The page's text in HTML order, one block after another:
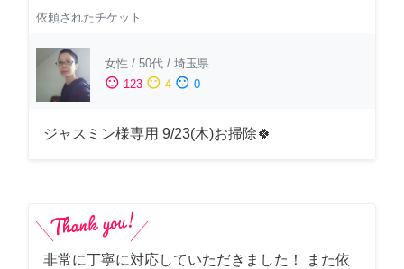
依頼されたチケット
女性 / 50代 / 埼玉県
sentiment_satisfied 123 sentiment_neutral 4 sentiment_dissatisfied 0
ジャスミン様専用 9/23(木)お掃除🍀
非常に丁寧に対応していただきました！ また依